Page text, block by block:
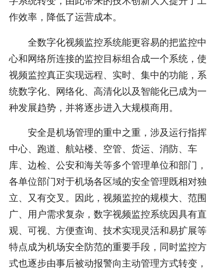
作效率，降低了运营成本。
全数字化视频监控系统能更容易的把监控中
心和网络所连接的监控目标组合成一个系统，使
视频监控真正实现远程、实时、集中的功能，系
统数字化、网络化、高清化以及智能化已成为一
种发展趋势，并将逐步进入大规模商用。
安全是机场管理的重中之重，涉及运行指挥
中心、跑道、航站楼、空管、货运、消防、车
库、边检、公安和海关等多个管理单位和部门，
各单位部门对于机场各区域的安全管理既相对独
立、又有交叉。因此，视频监控的规模大、范围
广、用户需求复杂，数字视频监控系统因具有直
观、可视、方便查询、技术实现灵活和易扩展等
特点成为机场安全防范的重要手段，同时监控方
式也逐步由事后被动报警向主动管理方式转变，